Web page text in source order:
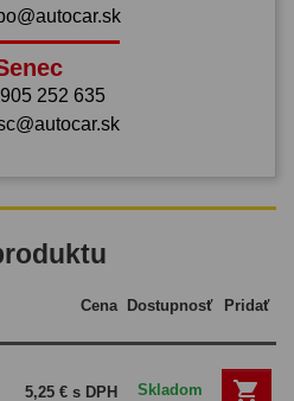
252 635
Cena Dostupnosť Pridať
5,25 € s DPH Skladom 